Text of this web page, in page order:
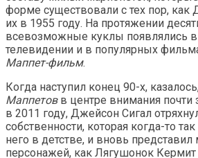
форме существовали с тех пор,
их в 1955 году. На протяжении
всевозможные куклы появлялись в
телевидении и в популярных
Маппет-фильм.
Когда наступил конец 90-х,
Маппетовв центре внимания почти
в 2011 году, Джейсон Сигал
собственности, которая когда-то
него в детстве, и вновь представил
персонажей, как Лягушонок